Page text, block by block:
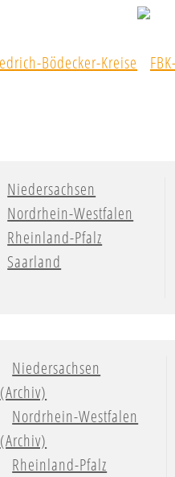
Niedersachsen
Nordrhein-Westfalen
Rheinland-Pfalz
Saarland
Niedersachsen
(Archiv)
Nordrhein-Westfalen
(Archiv)
Rheinland-Pfalz